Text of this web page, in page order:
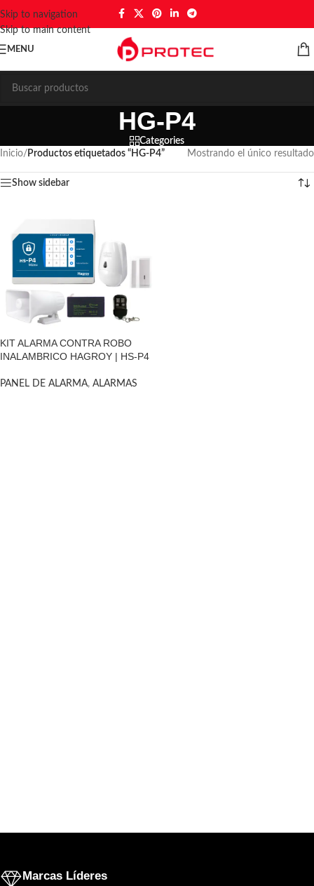
Skip to navigation
Skip to main content
MENU
HG-P4
Categories
Inicio/ Productos etiquetados “HG-P4” Mostrando el único resultado
Show sidebar
KIT ALARMA CONTRA ROBO
INALAMBRICO HAGROY | HS-P4
PANEL DE ALARMA, ALARMAS
Marcas Líderes